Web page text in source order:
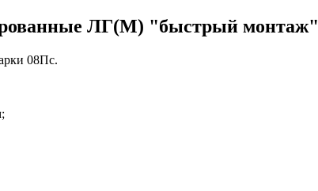
ЛГ(М) "быстрый монтаж"
08Пс.